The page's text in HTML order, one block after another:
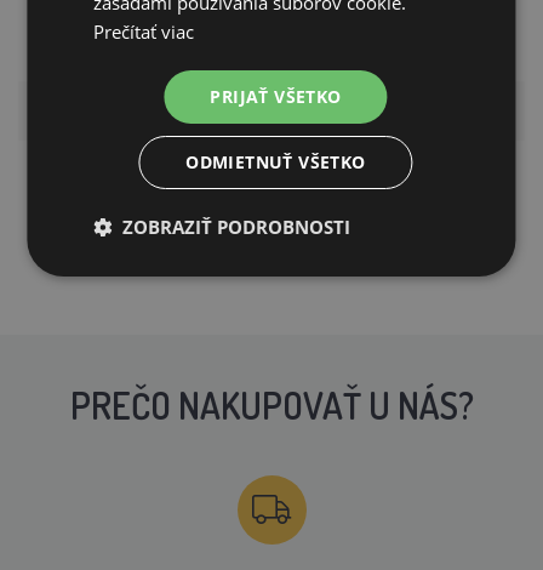
Výška vstupu do
kovová
Materiál poťahu
plyšový poťah
PREČO NAKUPOVAŤ U NÁS?
Prečítať viac
PRIJAŤ VŠETKO
ODMIETNUŤ VŠETKO
ZOBRAZIŤ PODROBNOSTI